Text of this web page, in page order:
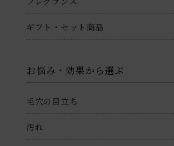
ギフト・セット商品
お悩み・効果から選ぶ
毛穴の目立ち
汚れ